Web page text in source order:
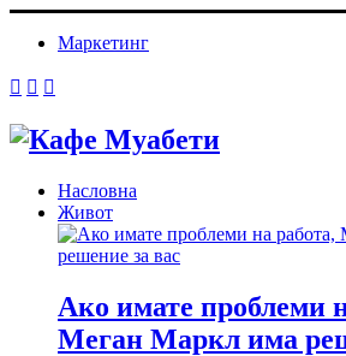
Маркетинг
Насловна
Живот
Ако имате проблеми
Меган Маркл има